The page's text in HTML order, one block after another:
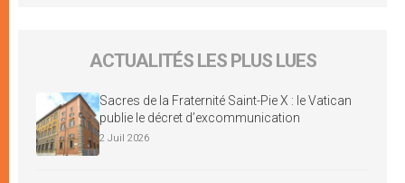
ACTUALITÉS LES PLUS LUES
Sacres de la Fraternité Saint-Pie X : le Vatican
publie le décret d’excommunication
2 Juil 2026